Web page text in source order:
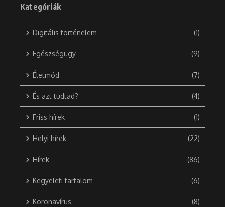
Kategóriák
Digitális történelem (1)
Egészségügy (9)
Életmód (7)
És azt tudtad? (4)
Friss hírek (1)
Helyi hírek (22)
Hírek (86)
Kegyeleti tartalom (6)
Koronavírus (8)